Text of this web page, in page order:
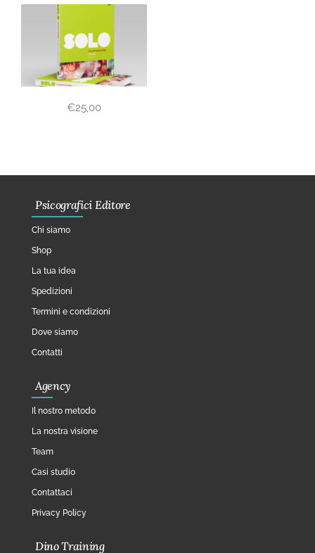
€25,00
Psicografici Editore
Chi siamo
Shop
La tua idea
Spedizioni
Termini e condizioni
Dove siamo
Contatti
Agency
Il nostro metodo
La nostra visione
Team
Casi studio
Contattaci
Privacy Policy
Dino Training